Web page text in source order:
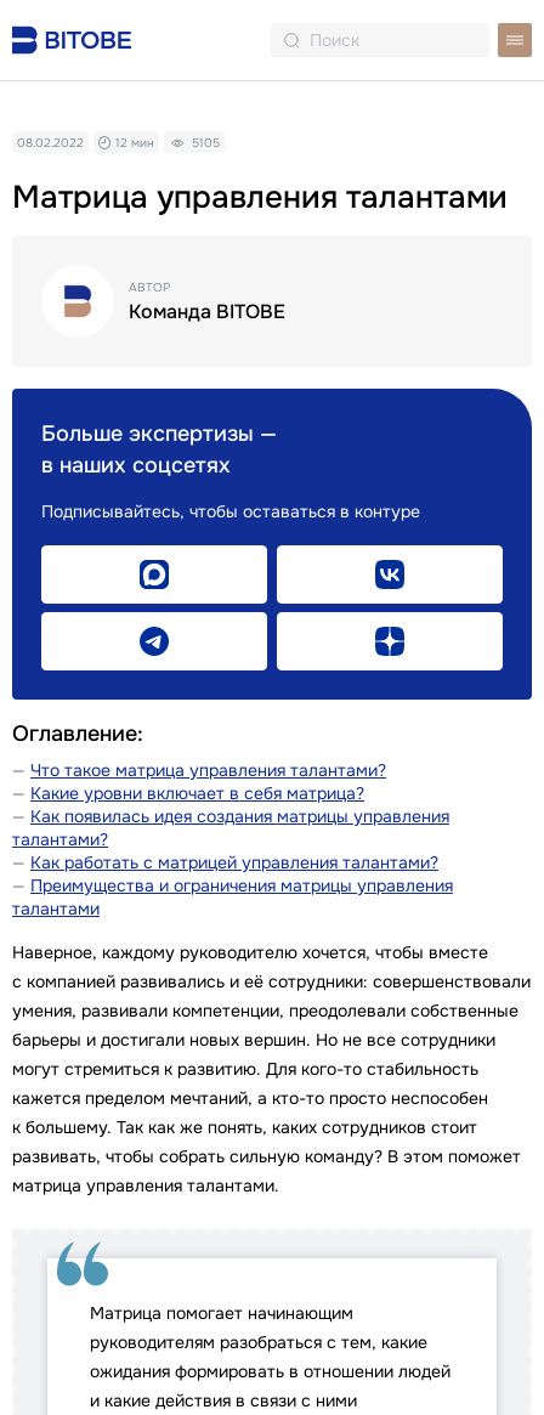
Матрица управления талантами
08.02.2022 12 мин 5105
Оглавление:
Что такое матрица управления талантами?
Какие уровни включает в себя матрица?
Как появилась идея создания матрицы управления
талантами?
Как работать с матрицей управления талантами?
Преимущества и ограничения матрицы управления
талантами
Наверное, каждому руководителю хочется, чтобы вместе
с компанией развивались и её сотрудники: совершенствовали
умения, развивали компетенции, преодолевали собственные
барьеры и достигали новых вершин. Но не все сотрудники
могут стремиться к развитию. Для кого-то стабильность
кажется пределом мечтаний, а кто-то просто неспособен
к большему. Так как же понять, каких сотрудников стоит
развивать, чтобы собрать сильную команду? В этом поможет
матрица управления талантами.
Матрица помогает начинающим
руководителям разобраться с тем, какие
ожидания формировать в отношении людей
и какие действия в связи с ними
Больше экспертизы —
в наших соцсетях
Подписывайтесь, чтобы оставаться в контуре
АВТОР
Команда BITOBE